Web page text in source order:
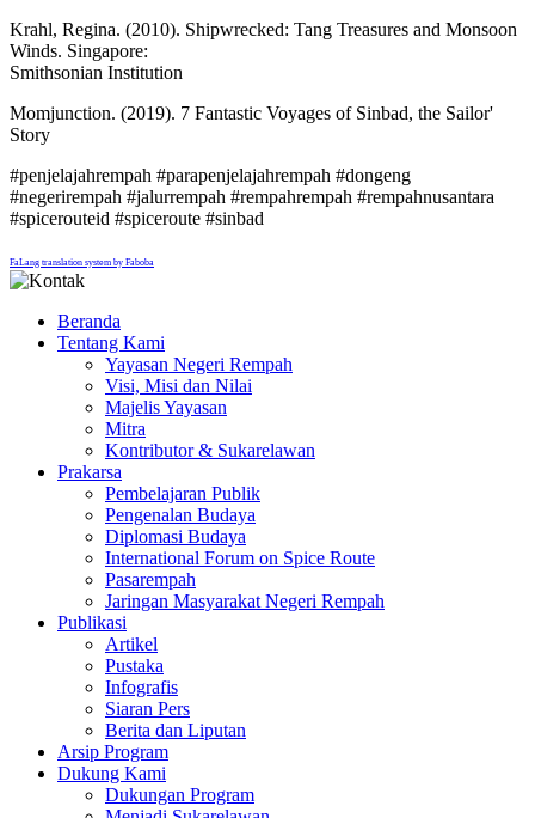
Krahl, Regina. (2010). Shipwrecked: Tang Treasures and Monsoon
Winds. Singapore:
Smithsonian Institution
Momjunction. (2019). 7 Fantastic Voyages of Sinbad, the Sailor'
Story
#penjelajahrempah #parapenjelajahrempah #dongeng
#negerirempah #jalurrempah #rempahrempah #rempahnusantara
#spicerouteid #spiceroute #sinbad
FaLang translation system by Faboba
Beranda
Tentang Kami
Yayasan Negeri Rempah
Visi, Misi dan Nilai
Majelis Yayasan
Mitra
Kontributor & Sukarelawan
Prakarsa
Pembelajaran Publik
Pengenalan Budaya
Diplomasi Budaya
International Forum on Spice Route
Pasarempah
Jaringan Masyarakat Negeri Rempah
Publikasi
Artikel
Pustaka
Infografis
Siaran Pers
Berita dan Liputan
Arsip Program
Dukung Kami
Dukungan Program